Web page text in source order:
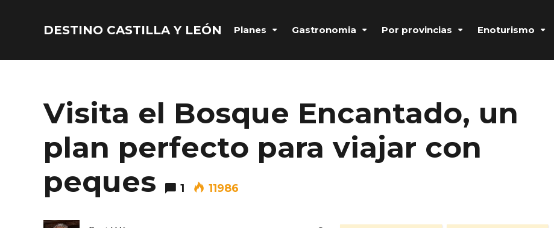
DESTINO CASTILLA Y LEÓN Planes Gastronomia Por provincias Enoturismo
Visita el Bosque Encantado, un
plan perfecto para viajar con
peques
1 11986
Nombre de usuario o correo electrónico
Contraseña